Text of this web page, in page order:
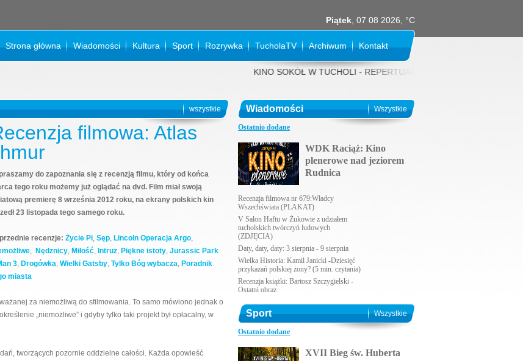
Piątek , 07 08 2026, °C
Strona główna Wiadomości Kultura Sport Rozrywka TucholaTV Archiwum Kontakt
KINO SOKÓŁ W TUCHOLI - REPERTUAR NA SIERPIEŃ 2026 rok: 31
wszystkie
filmowa: Atlas
do zapoznania się z recenzją filmu, który od końca
tego roku możemy już oglądać na dvd. Film miał swoją
premierę 8 września 2012 roku, na ekrany polskich kin
23 listopada tego samego roku.
recenzje: Życie Pi, Sęp, Lincoln Operacja Argo,
, Nędznicy, Miłość, Intruz, Piękne istoty, Jurassic Park
3, Drogówka, Wielki Gatsby, Tylko Bóg wybacza, Poradnik
miasta
za niemożliwą do sfilmowania. To samo mówiono jednak o
„niemożliwe” i gdyby tylko taki projekt był opłacalny, w
tworzących pozornie oddzielne całości. Każda opowieść
Wiadomości Wszystkie
Ostatnio dodane
WDK Raciąż: Kino
plenerowe nad jeziorem
Rudnica
Recenzja filmowa nr 679:Władcy
Wszechświata (PLAKAT)
V Salon Haftu w Żukowie z udziałem
tucholskich twórczyń ludowych
(ZDJĘCIA)
Daty, daty, daty: 3 sierpnia - 9 sierpnia
Wielka Historia: Kamil Janicki -Dziesięć
przykazań polskiej żony? (5 min. czytania)
Recenzja książki: Bartosz Szczygielski -
Ostatni obraz
Sport Wszystkie
Ostatnio dodane
XVII Bieg św. Huberta